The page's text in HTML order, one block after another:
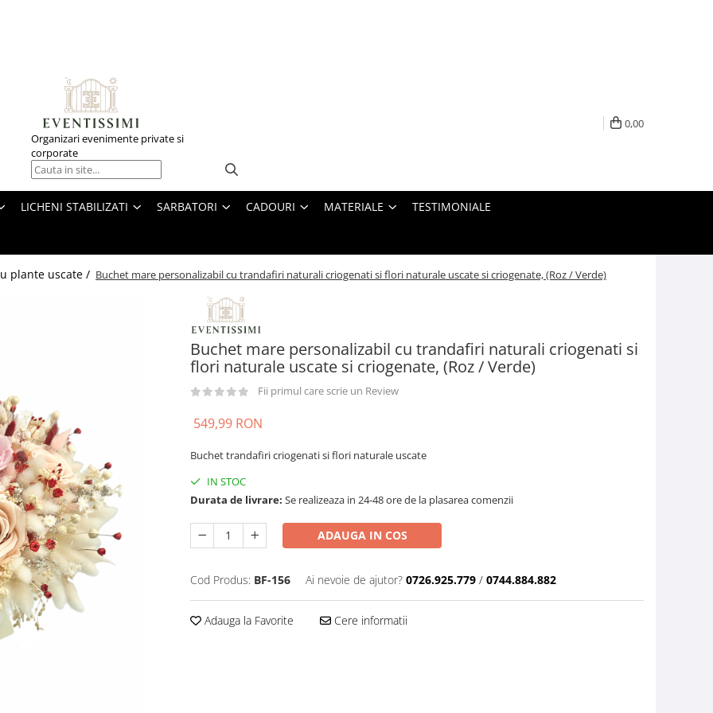
Organizari evenimente private si
corporate
0,00
LICHENI STABILIZATI SARBATORI CADOURI MATERIALE TESTIMONIALE
plante uscate / Buchet mare personalizabil cu trandafiri naturali criogenati si flori naturale uscate si criogenate, (Roz / Verde)
Buchet mare personalizabil cu trandafiri naturali criogenati si
flori naturale uscate si criogenate, (Roz / Verde)
Fii primul care scrie un Review
549,99 RON
Buchet trandafiri criogenati si flori naturale uscate
IN STOC
Durata de livrare: Se realizeaza in 24-48 ore de la plasarea comenzii
ADAUGA IN COS
Cod Produs: BF-156 Ai nevoie de ajutor? 0726.925.779 / 0744.884.882
Adauga la Favorite Cere informatii